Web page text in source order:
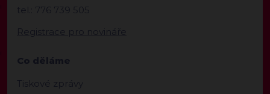
tel.: 776 739 505
Registrace pro novináře
Co děláme
Tiskové zprávy